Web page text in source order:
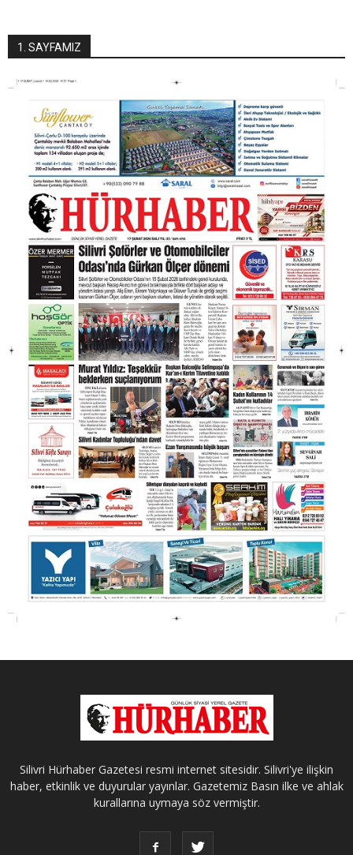
1. SAYFAMIZ
Silivri Hürhaber Gazetesi resmi internet sitesidir. Silivri'ye ilişkin
haber, etkinlik ve duyurular yayınlar. Gazetemiz Basın ilke ve ahlak
kurallarına uymaya söz vermiştir.